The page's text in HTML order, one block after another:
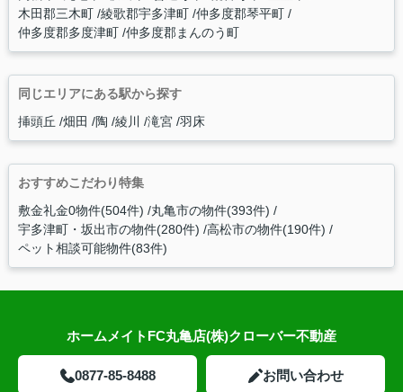
木田郡三木町 綾歌郡宇多津町 仲多度郡琴平町
仲多度郡多度津町 仲多度郡まんのう町
同じエリアにある駅から探す
挿頭丘 畑田 陶 綾川 滝宮 羽床
おすすめこだわり特集
敷金礼金0物件(504件) 丸亀市の物件(393件)
宇多津町・坂出市の物件(280件) 高松市の物件(190件)
ペット相談可能物件(83件)
ホームメイトFC丸亀店(株)クローバー不動産
0877-85-8488 お問い合わせ